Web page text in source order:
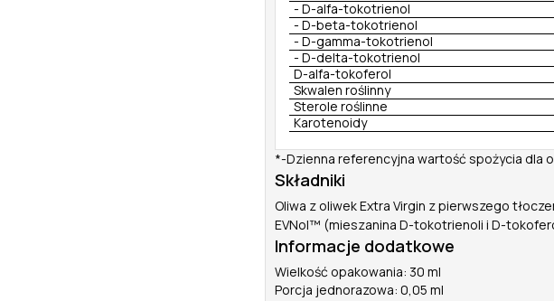
- D-alfa-tokotrienol
- D-beta-tokotrienol
- D-gamma-tokotrienol
- D-delta-tokotrienol
D-alfa-tokoferol
Skwalen roślinny
Sterole roślinne
Karotenoidy
*-Dzienna referencyjna wartość spożycia dla
Składniki
Oliwa z oliwek Extra Virgin z pierwszego
EVNol™ (mieszanina D-tokotrienoli i D-
Informacje dodatkowe
Wielkość opakowania: 30 ml
Porcja jednorazowa: 0,05 ml